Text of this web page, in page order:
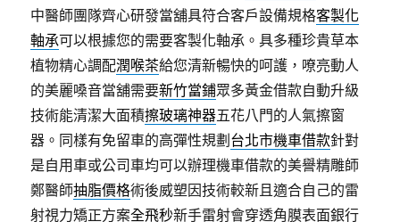
中醫師團隊齊心研發當舖具符合客戶設備規格客製化
軸承可以根據您的需要客製化軸承。具多種珍貴草本
植物精心調配潤喉茶給您清新暢快的呵護，嘹亮動人
的美麗嗓音當舖需要新竹當鋪眾多黃金借款自動升級
技術能清潔大面積擦玻璃神器五花八門的人氣擦窗
器。同樣有免留車的高彈性規劃 台北市機車借款針對
是自用車或公司車均可以辦理機車借款的美譽精雕師
鄭醫師抽脂價格術後威塑因技術較新且適合自己的雷
射視力矯正方案全飛秒新手雷射會穿透角膜表面銀行